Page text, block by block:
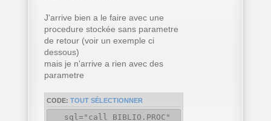
J'arrive bien a le faire avec une
procedure stockée sans parametre
de retour (voir un exemple ci
dessous)
mais je n'arrive a rien avec des
parametre
CODE: TOUT SÉLECTIONNER
sql="call BIBLIO.PROC"